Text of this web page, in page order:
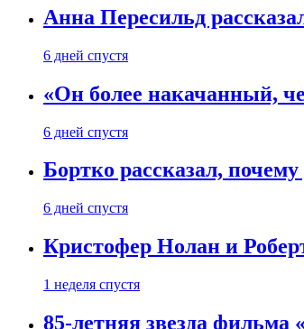
Анна Пересильд
6 дней спустя
«Он более накачанный,
6 дней спустя
Бортко рассказал,
6 дней спустя
Кристофер Нолан и
1 неделя спустя
85-летняя звезда фильма